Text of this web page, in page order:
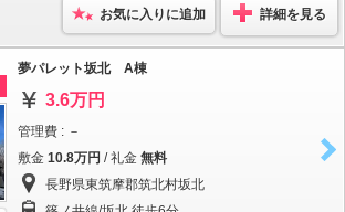
お気に入りに追加 詳細を見る
夢パレット坂北 A棟
3.6万円
管理費 : －
敷金 10.8万円 / 礼金 無料
長野県東筑摩郡筑北村坂北